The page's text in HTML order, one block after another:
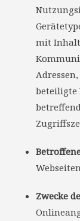
mit
beteiligte
Zwecke